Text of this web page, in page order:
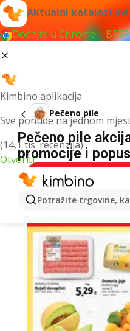
Aktualni katalozi
Dodajte u Chrome –
Kimbino aplikacija
Sve ponude na jednom
(14,1 tis. recenzija)
Otvoriti
Potražite trgovine,
Pečeno pile
Pečeno pile
promocije i